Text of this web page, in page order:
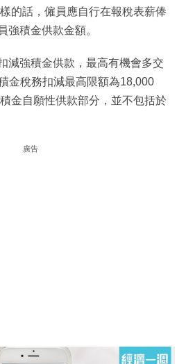
的話，僱員應自行在報稅表薪俸
強積金供款金額。
減強積金供款，最高有機會多交
金稅務扣減最高限額為18,000
金自願性供款部分，並不包括於
廣告